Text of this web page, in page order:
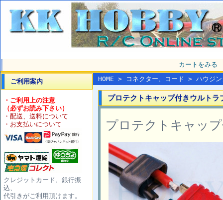
カートをみる
ご利用案内
・ご利用上の注意
（必ずお読み下さい）
・配送、送料について
・お支払いについて
クレジットカード、銀行振
込、
代引きがご利用頂けます。
HOME > コネクター、コード > ハウジ
プロテクトキャップ付きウル
プロテクトキャッ